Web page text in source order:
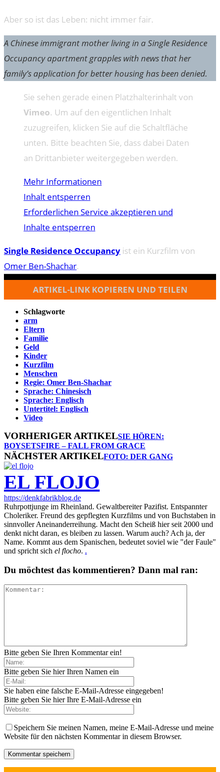
Aber so ist das Leben: nicht immer fair.
A Chinese immigrant mother living in a Single Residence
Occupancy apartment grapples with news that her
family’s application for better housing has been denied.
Sie sehen gerade einen Platzhalterinhalt von
Vimeo. Um auf den eigentlichen Inhalt
zuzugreifen, klicken Sie auf die Schaltfläche
unten. Bitte beachten Sie, dass dabei Daten
an Drittanbieter weitergegeben werden.
Mehr Informationen
Inhalt entsperren
Erforderlichen Service akzeptieren und
Inhalte entsperren
Single Residence Occupancy ist ein Kurzfilm von
Omer Ben-Shachar.
ARTIKEL-LINK KOPIEREN UND TEILEN
Schlagworte
arm
Eltern
Familie
Geld
Kinder
Kurzfilm
Menschen
Regie: Omer Ben-Shachar
Sprache: Chinesisch
Sprache: Englisch
Untertitel: Englisch
Video
VORHERIGER ARTIKELSIE HÖREN:
BOYSETSFIRE – FALL FROM GRACE
NÄCHSTER ARTIKELFOTO: DER GANG
EL FLOJO
https://denkfabrikblog.de
Ruhrpottjunge im Rheinland. Gewaltbereiter Pazifist. Entspannter
Choleriker. Freund des gepflegten Kurzfilms und von Buchstaben in
sinnvoller Aneinanderreihung. Macht den Scheiß hier seit 2000 und
denkt nicht daran, es bleiben zu lassen. Warum auch? Ach ja, der
Name. Kommt aus dem Spanischen, bedeutet soviel wie "der Faule"
und spricht sich el flocho. .
Du möchtest das kommentieren? Dann mal ran:
Bitte geben Sie Ihren Kommentar ein!
Bitte geben Sie hier Ihren Namen ein
Sie haben eine falsche E-Mail-Adresse eingegeben!
Bitte geben Sie hier Ihre E-Mail-Adresse ein
Speichern Sie meinen Namen, meine E-Mail-Adresse und meine
Website für den nächsten Kommentar in diesem Browser.